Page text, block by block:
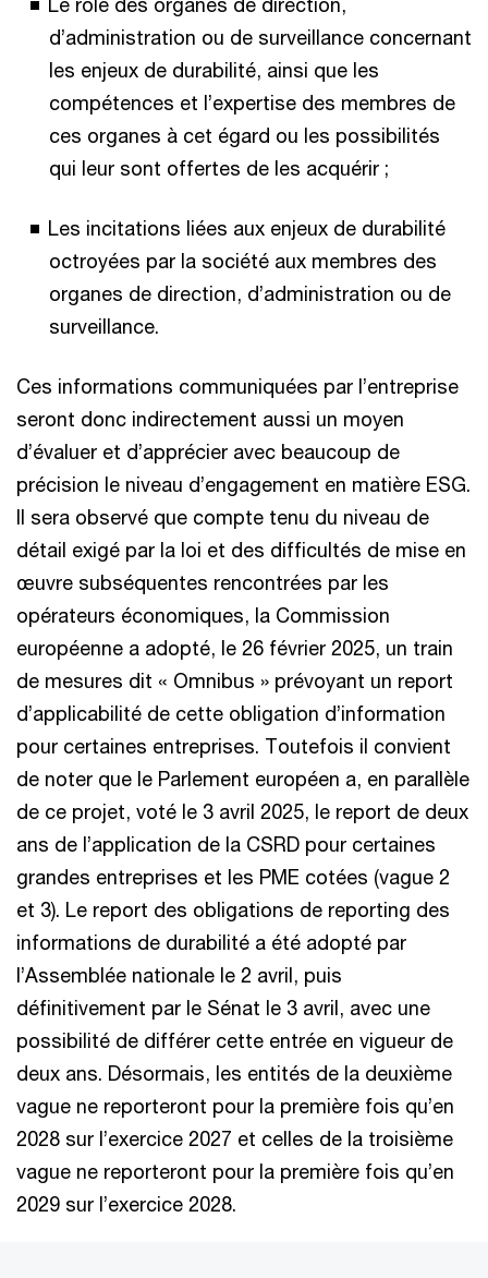
d’administration ou de surveillance concernant
les enjeux de durabilité, ainsi que les
compétences et l’expertise des membres de
ces organes à cet égard ou les possibilités
qui leur sont offertes de les acquérir ;
Les incitations liées aux enjeux de durabilité
octroyées par la société aux membres des
organes de direction, d’administration ou de
surveillance.
Ces informations communiquées par l’entreprise
seront donc indirectement aussi un moyen
d’évaluer et d’apprécier avec beaucoup de
précision le niveau d’engagement en matière ESG.
Il sera observé que compte tenu du niveau de
détail exigé par la loi et des difficultés de mise en
œuvre subséquentes rencontrées par les
opérateurs économiques, la Commission
européenne a adopté, le 26 février 2025, un train
de mesures dit « Omnibus » prévoyant un report
d’applicabilité de cette obligation d’information
pour certaines entreprises. Toutefois il convient
de noter que le Parlement européen a, en parallèle
de ce projet, voté le 3 avril 2025, le report de deux
ans de l’application de la CSRD pour certaines
grandes entreprises et les PME cotées (vague 2
et 3). Le report des obligations de reporting des
informations de durabilité a été adopté par
l’Assemblée nationale le 2 avril, puis
définitivement par le Sénat le 3 avril, avec une
possibilité de différer cette entrée en vigueur de
deux ans. Désormais, les entités de la deuxième
vague ne reporteront pour la première fois qu’en
2028 sur l’exercice 2027 et celles de la troisième
vague ne reporteront pour la première fois qu’en
2029 sur l’exercice 2028.